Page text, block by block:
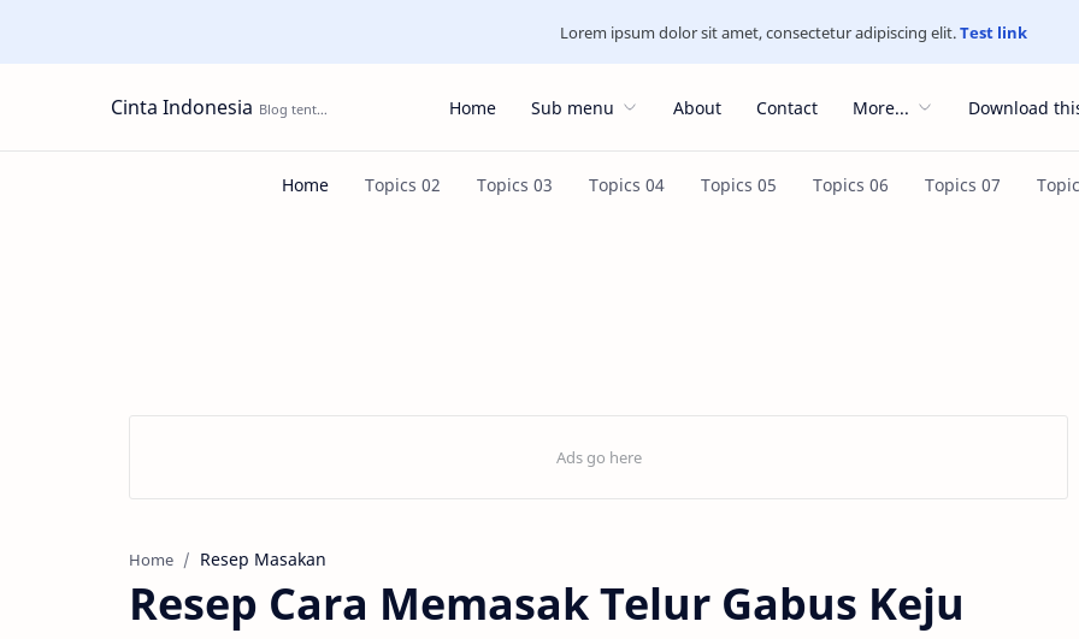
Lorem ipsum dolor sit amet, consectetur adipiscing elit.Test link
Cinta Indonesia Home Sub menu About Contact More... Download
Home Resep Masakan
Resep Cara Memasak Telur Gabus Keju